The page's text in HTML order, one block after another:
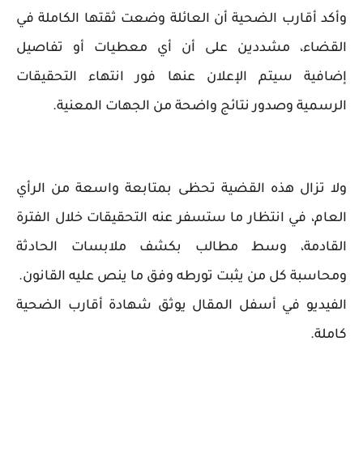
وأكد أقارب الضحية أن العائلة وضعت ثقتها الكاملة في
القضاء، مشددين على أن أي معطيات أو تفاصيل
إضافية سيتم الإعلان عنها فور انتهاء التحقيقات
الرسمية وصدور نتائج واضحة من الجهات المعنية.
ولا تزال هذه القضية تحظى بمتابعة واسعة من الرأي
العام، في انتظار ما ستسفر عنه التحقيقات خلال الفترة
القادمة، وسط مطالب بكشف ملابسات الحادثة
ومحاسبة كل من يثبت تورطه وفق ما ينص عليه القانون.
الفيديو في أسفل المقال يوثق شهادة أقارب الضحية
كاملة.